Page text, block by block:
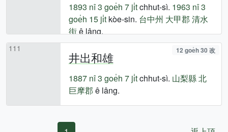
1893 nî3 goe̍h 7 ji̍tchhut-sì. 1963 nî3
goe̍h 15 ji̍tkòe-sin. 台中州 大甲郡 清水
街ê lâng.
111
井出和雄 12 goe̍h 30 改
1887 nî3 goe̍h 7 ji̍tchhut-sì. 山梨縣北
巨摩郡 ê lâng.